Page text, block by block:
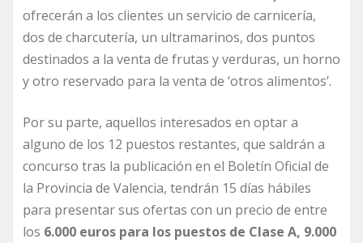
ofrecerán a los clientes un servicio de carnicería,
dos de charcutería, un ultramarinos, dos puntos
destinados a la venta de frutas y verduras, un horno
y otro reservado para la venta de ‘otros alimentos’.
Por su parte, aquellos interesados en optar a
alguno de los 12 puestos restantes, que saldrán a
concurso tras la publicación en el Boletín Oficial de
la Provincia de Valencia, tendrán 15 días hábiles
para presentar sus ofertas con un precio de entre
los 6.000 euros para los puestos de Clase A, 9.000